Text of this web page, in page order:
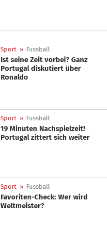
Sport » Fussball
Ist seine Zeit vorbei? Ganz
Portugal diskutiert über
Ronaldo
Sport » Fussball
19 Minuten Nachspielzeit!
Portugal zittert sich weiter
Sport » Fussball
Favoriten-Check: Wer wird
Weltmeister?